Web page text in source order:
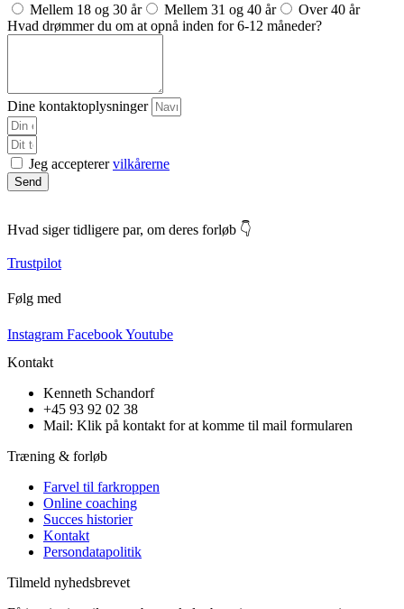
Mellem 18 og 30 år
Mellem 31 og 40 år
Over 40 år
Hvad drømmer du om at opnå inden for 6-12 måneder?
Dine kontaktoplysninger
Jeg accepterervilkårerne
Send
Hvad siger tidligere par, om deres forløb 👇
Trustpilot
Følg med
Instagram FacebookYoutube
Kontakt
Kenneth Schandorf
+45 93 92 02 38
Mail: Klik på kontakt for at komme til mail formularen
Træning & forløb
Farvel til farkroppen
Online coaching
Succes historier
Kontakt
Persondatapolitik
Tilmeld nyhedsbrevet